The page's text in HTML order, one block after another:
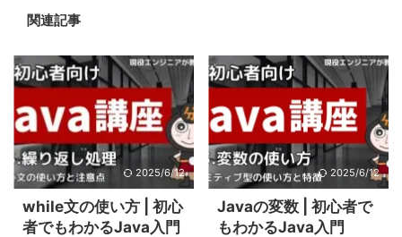
関連記事
2025/6/12
while文の使い方 | 初心
者でもわかるJava入門
2025/6/12
Javaの変数 | 初心者で
もわかるJava入門